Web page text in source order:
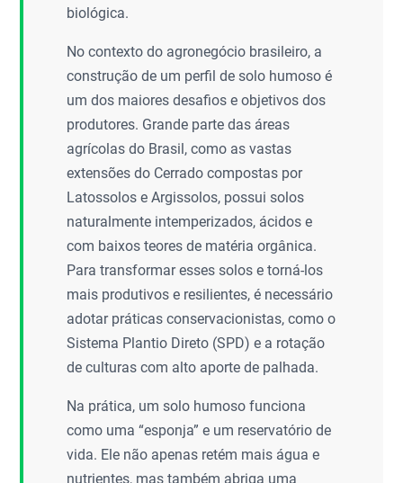
biológica.
No contexto do agronegócio brasileiro, a
construção de um perfil de solo humoso é
um dos maiores desafios e objetivos dos
produtores. Grande parte das áreas
agrícolas do Brasil, como as vastas
extensões do Cerrado compostas por
Latossolos e Argissolos, possui solos
naturalmente intemperizados, ácidos e
com baixos teores de matéria orgânica.
Para transformar esses solos e torná-los
mais produtivos e resilientes, é necessário
adotar práticas conservacionistas, como o
Sistema Plantio Direto (SPD) e a rotação
de culturas com alto aporte de palhada.
Na prática, um solo humoso funciona
como uma “esponja” e um reservatório de
vida. Ele não apenas retém mais água e
nutrientes, mas também abriga uma